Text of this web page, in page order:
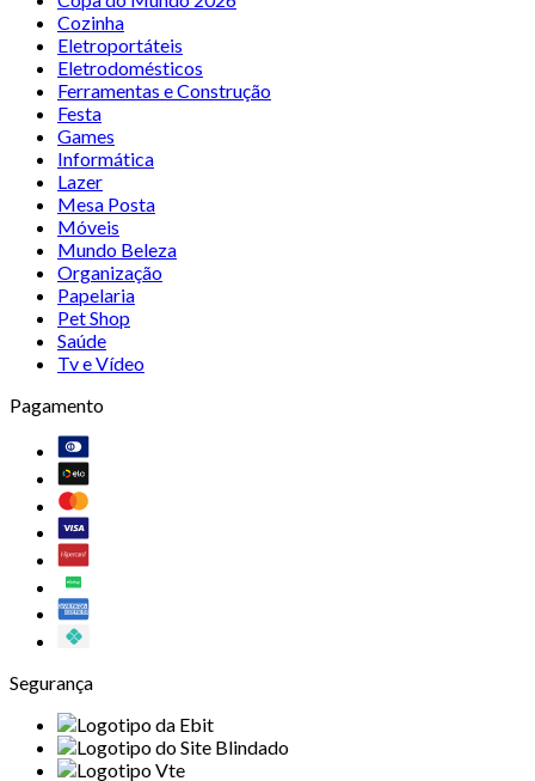
Cozinha
Eletroportáteis
Eletrodomésticos
Ferramentas e Construção
Festa
Games
Informática
Lazer
Mesa Posta
Móveis
Mundo Beleza
Organização
Papelaria
Pet Shop
Saúde
Tv e Vídeo
Pagamento
Segurança